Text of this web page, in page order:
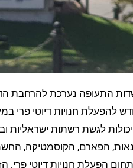
התעופה נערכת להרחבת
להפעלת חנויות דיוטי פרי
לגשת רשתות ישראליות
הפארם, הקוסמטיקה,
בתחום הפעלת חנויות דיוטי